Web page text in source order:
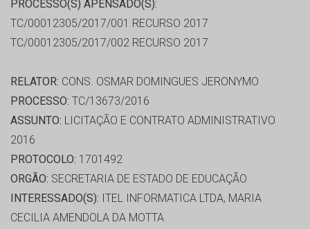
PROCESSO(S) APENSADO(S):
TC/00012305/2017/001 RECURSO 2017
TC/00012305/2017/002 RECURSO 2017
RELATOR: CONS. OSMAR DOMINGUES JERONYMO
PROCESSO: TC/13673/2016
ASSUNTO: LICITAÇÃO E CONTRATO ADMINISTRATIVO
2016
PROTOCOLO: 1701492
ORGÃO: SECRETARIA DE ESTADO DE EDUCAÇÃO
INTERESSADO(S): ITEL INFORMATICA LTDA, MARIA
CECILIA AMENDOLA DA MOTTA